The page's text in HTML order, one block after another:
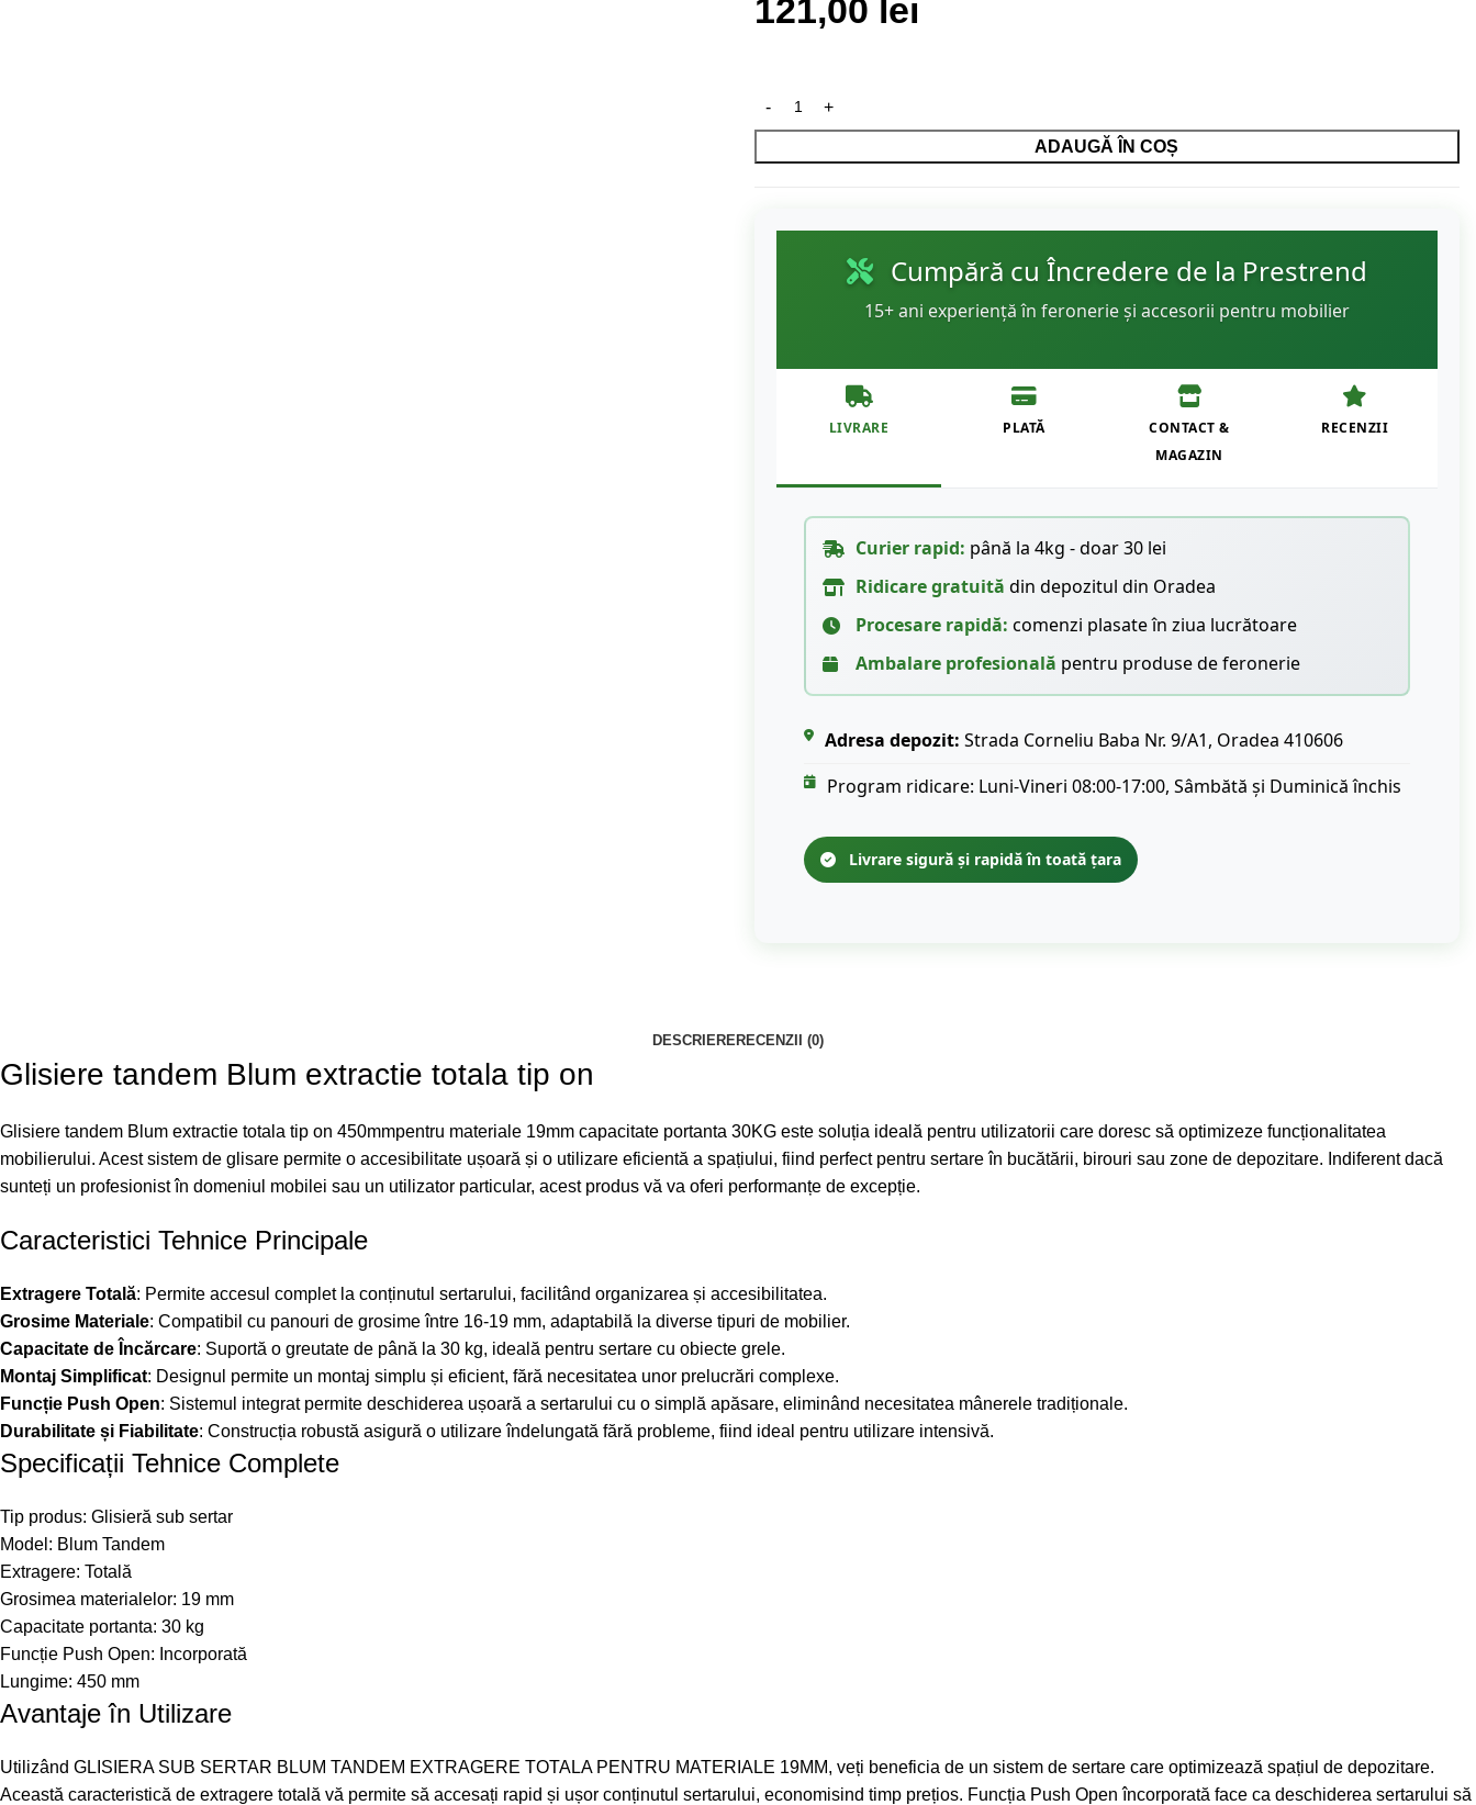
121,00 lei
ADAUGĂ ÎN COȘ
Cumpără cu Încredere de la Prestrend
15+ ani experiență în feronerie și accesorii pentru mobilier
LIVRARE PLATĂ
CONTACT &
MAGAZIN
RECENZII
Curier rapid: până la 4kg - doar 30 lei
Ridicare gratuită din depozitul din Oradea
Procesare rapidă: comenzi plasate în ziua lucrătoare
Ambalare profesională pentru produse de feronerie
Adresa depozit: Strada Corneliu Baba Nr. 9/A1, Oradea 410606
Program ridicare: Luni-Vineri 08:00-17:00, Sâmbătă și Duminică închis
Livrare sigură și rapidă în toată țara
DESCRIERERECENZII (0)
Glisiere tandem Blum extractie totala tip on
Glisiere tandem Blum extractie totala tip on 450mmpentru materiale 19mm capacitate portanta 30KG este soluția ideală pentru utilizatorii care doresc să optimizeze funcționalitatea
mobilierului. Acest sistem de glisare permite o accesibilitate ușoară și o utilizare eficientă a spațiului, fiind perfect pentru sertare în bucătării, birouri sau zone de depozitare. Indiferent dacă
sunteți un profesionist în domeniul mobilei sau un utilizator particular, acest produs vă va oferi performanțe de excepție.
Caracteristici Tehnice Principale
Extragere Totală: Permite accesul complet la conținutul sertarului, facilitând organizarea și accesibilitatea.
Grosime Materiale: Compatibil cu panouri de grosime între 16-19 mm, adaptabilă la diverse tipuri de mobilier.
Capacitate de Încărcare: Suportă o greutate de până la 30 kg, ideală pentru sertare cu obiecte grele.
Montaj Simplificat: Designul permite un montaj simplu și eficient, fără necesitatea unor prelucrări complexe.
Funcție Push Open: Sistemul integrat permite deschiderea ușoară a sertarului cu o simplă apăsare, eliminând necesitatea mânerele tradiționale.
Durabilitate și Fiabilitate: Construcția robustă asigură o utilizare îndelungată fără probleme, fiind ideal pentru utilizare intensivă.
Specificații Tehnice Complete
Tip produs: Glisieră sub sertar
Model: Blum Tandem
Extragere: Totală
Grosimea materialelor: 19 mm
Capacitate portanta: 30 kg
Funcție Push Open: Incorporată
Lungime: 450 mm
Avantaje în Utilizare
Utilizând GLISIERA SUB SERTAR BLUM TANDEM EXTRAGERE TOTALA PENTRU MATERIALE 19MM, veți beneficia de un sistem de sertare care optimizează spațiul de depozitare.
Această caracteristică de extragere totală vă permite să accesați rapid și ușor conținutul sertarului, economisind timp prețios. Funcția Push Open încorporată face ca deschiderea sertarului să